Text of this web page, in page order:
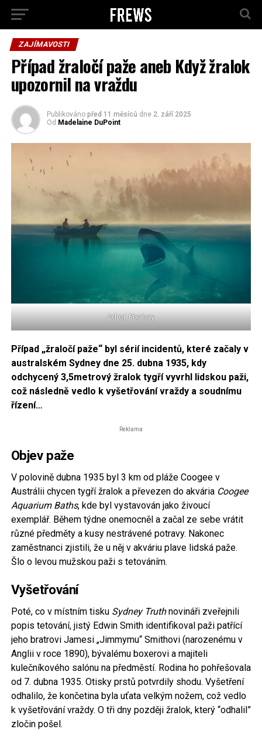
ZAJÍMAVOSTI
Případ žraločí paže aneb Když žralok
upozornil na vraždu
Publikováno před 11 měsíců dne 2. září 2025
Od Madelaine DuPoint
Zdroj: Pixabay
Případ „žraločí paže“ byl sérií incidentů, které začaly v
australském Sydney dne 25. dubna 1935, kdy
odchycený 3,5metrový žralok tygří vyvrhl lidskou paži,
což následně vedlo k vyšetřování vraždy a soudnímu
řízení…
Reklama
Objev paže
V polovině dubna 1935 byl 3 km od pláže Coogee v
Austrálii chycen tygří žralok a převezen do akvária Coogee
Aquarium Baths, kde byl vystavován jako živoucí
exemplář. Během týdne onemocněl a začal ze sebe vrátit
různé předměty a kusy nestrávené potravy. Nakonec
zaměstnanci zjistili, že u něj v akváriu plave lidská paže.
Šlo o levou mužskou paži s tetováním.
Vyšetřování
Poté, co v místním tisku Sydney Truthnovináři zveřejnili
popis tetování, jistý Edwin Smith identifikoval paži patřící
jeho bratrovi Jamesi „Jimmymu“ Smithovi (narozenému v
Anglii v roce 1890), bývalému boxerovi a majiteli
kulečníkového salónu na předměstí. Rodina ho pohřešovala
od 7. dubna 1935. Otisky prstů potvrdily shodu. Vyšetření
odhalilo, že končetina byla uťata velkým nožem, což vedlo
k vyšetřování vraždy. O tři dny později žralok, který “odhalil”
zločin pošel.